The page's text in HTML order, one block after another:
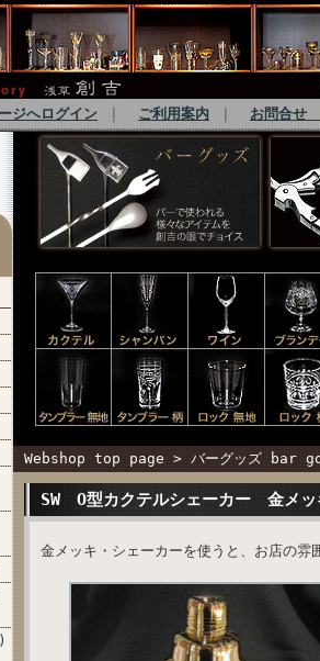
ジへログイン ご利用案内 お問合せ
Webshop top page > バーグッズ bar
SW O型カクテルシェーカー 金メ
金メッキ・シェーカーを使うと、お店の雰